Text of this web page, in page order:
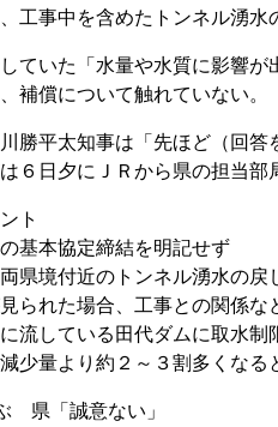
工事中を含めたトンネル湧水
ていた「水量や水質に影響
補償について触れていない。
勝平太知事は「先ほど（回答
６日夕にＪＲから県の担当部
ト
基本協定締結を明記せず
境付近のトンネル湧水の戻
れた場合、工事との関係な
している田代ダムに取水制
量より約２～３割多くなる
県「誠意ない」